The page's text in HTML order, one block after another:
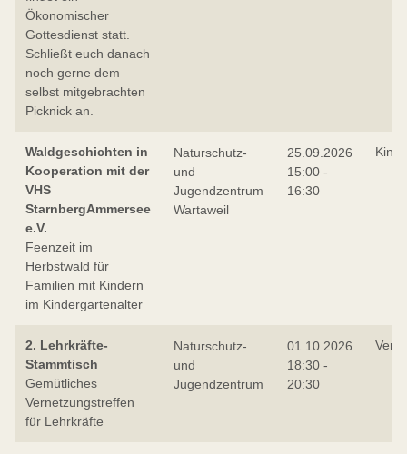
Ökonomischer
Gottesdienst statt.
Schließt euch danach
noch gerne dem
selbst mitgebrachten
Picknick an.
Waldgeschichten in
Kooperation mit der
VHS
StarnbergAmmersee
e.V.
Feenzeit im
Herbstwald für
Familien mit Kindern
im Kindergartenalter
Naturschutz-
und
Jugendzentrum
Wartaweil
25.09.2026
15:00 -
16:30
2. Lehrkräfte-
Stammtisch
Gemütliches
Vernetzungstreffen
für Lehrkräfte
Naturschutz-
und
Jugendzentrum
01.10.2026
18:30 -
20:30